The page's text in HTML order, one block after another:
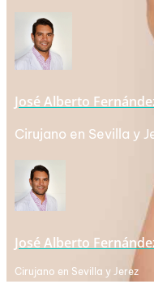
José Alberto
Cirujano en Sevilla y
José Alberto
Cirujano en Sevilla y Jerez